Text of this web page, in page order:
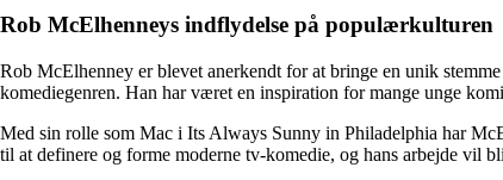
Rob McElhenneys indflydelse på populærkulturen
Rob McElhenney er blevet anerkendt for at bringe en unik
komediegenren. Han har været en inspiration for mange unge
Med sin rolle som Mac i Its Always Sunny in Philadelphia har
til at definere og forme moderne tv-komedie, og hans arbejde vil